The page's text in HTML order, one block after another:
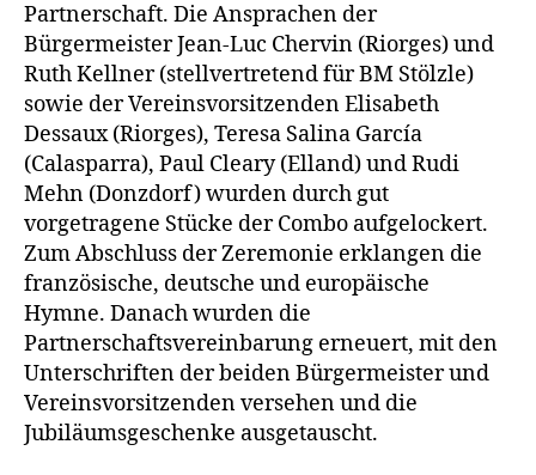
Partnerschaft. Die Ansprachen der
Bürgermeister Jean-Luc Chervin (Riorges) und
Ruth Kellner (stellvertretend für BM Stölzle)
sowie der Vereinsvorsitzenden Elisabeth
Dessaux (Riorges), Teresa Salina García
(Calasparra), Paul Cleary (Elland) und Rudi
Mehn (Donzdorf) wurden durch gut
vorgetragene Stücke der Combo aufgelockert.
Zum Abschluss der Zeremonie erklangen die
französische, deutsche und europäische
Hymne. Danach wurden die
Partnerschaftsvereinbarung erneuert, mit den
Unterschriften der beiden Bürgermeister und
Vereinsvorsitzenden versehen und die
Jubiläumsgeschenke ausgetauscht.